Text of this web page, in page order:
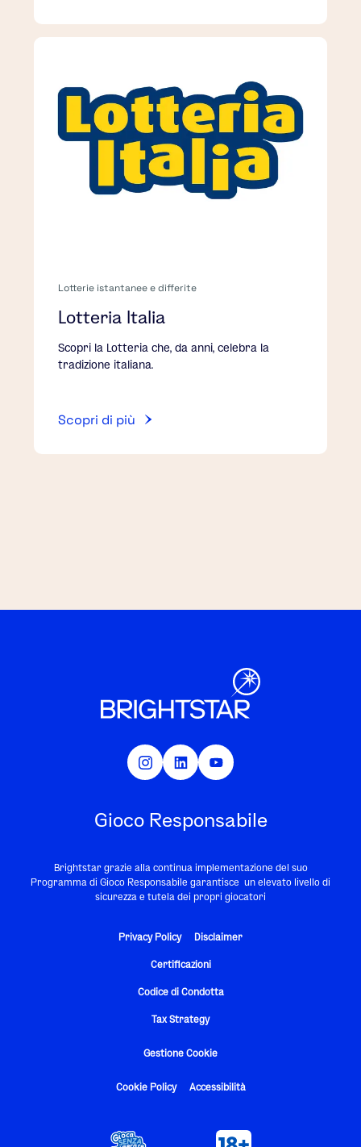
Lotterie istantanee e differite
Lotteria Italia
Scopri la Lotteria che, da anni, celebra la
tradizione italiana.
Scopri di più
Gioco Responsabile
Brightstar grazie alla continua implementazione del suo
Programma di Gioco Responsabile garantisce un elevato livello di
sicurezza e tutela dei propri giocatori
Privacy Policy Disclaimer
Certificazioni
Codice di Condotta
Tax Strategy
Gestione Cookie
Cookie Policy Accessibilità